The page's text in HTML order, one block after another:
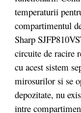
temperaturii
compartimentul
Sharp
circuite de racire
cu acest sistem
mirosurilor si se
depozitate, nu
intre